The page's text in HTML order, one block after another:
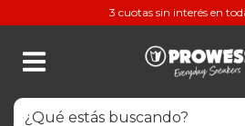
3 cuotas sin interés en